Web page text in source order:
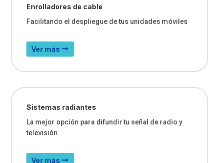
Enrolladores de cable
Facilitando el despliegue de tus unidades móviles
Ver más
Sistemas radiantes
La mejor opción para difundir tu señal de radio y
televisión
Ver más